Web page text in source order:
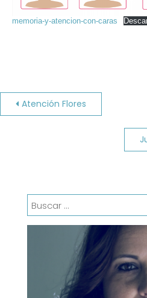
memoria-y-atencion-con-caras
Navegación
Atención Flores